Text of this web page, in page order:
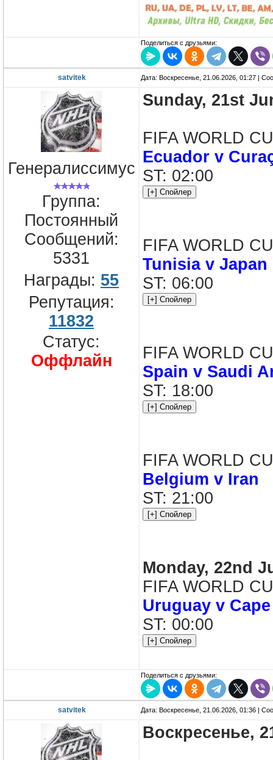
Поделиться с друзьями:
satvitek Дата: Воскресенье, 21.06.2026, 01:27 |
Генералиссимус
Группа:
Постоянный
Сообщений:
5331
Награды: 55
Репутация:
11832
Статус:
Оффлайн
Sunday, 21st
FIFA WORLD
Ecuador v
ST: 02:00
FIFA WORLD
Tunisia v Japan
ST: 06:00
FIFA WORLD
Spain v Saudi
ST: 18:00
FIFA WORLD
Belgium v Iran
ST: 21:00
Monday, 22nd
FIFA WORLD
Uruguay v
ST: 00:00
Поделиться с друзьями:
satvitek Дата: Воскресенье, 21.06.2026, 01:36 |
Воскресенье,